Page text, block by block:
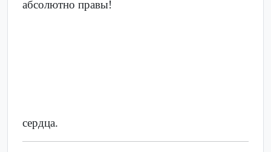
абсолютно правы!
сердца.